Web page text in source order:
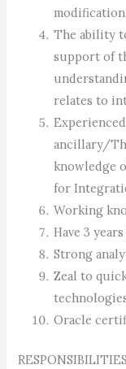
The ability
support of
relates to
ancillary/
knowledge
for
Working
Have 3
Strong
Zeal to
Oracle